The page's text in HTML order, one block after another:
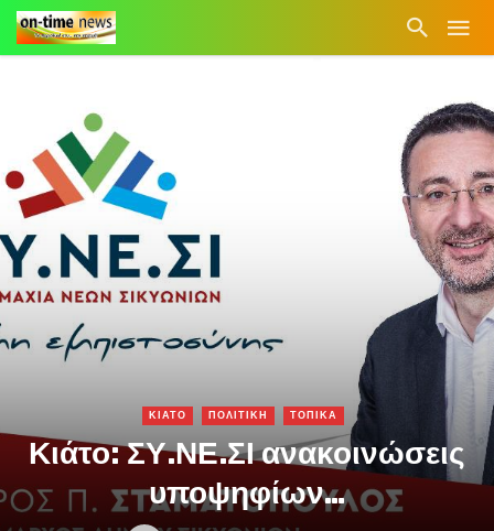
ΚΙΑΤΟ ΠΟΛΙΤΙΚΗ ΤΟΠΙΚΑ
Κιάτο: ΣΥ.ΝΕ.ΣΙ ανακοινώσεις
υποψηφίων…